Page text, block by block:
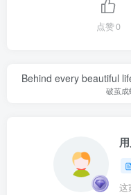
点赞0
Behind every beautiful
破茧成
这